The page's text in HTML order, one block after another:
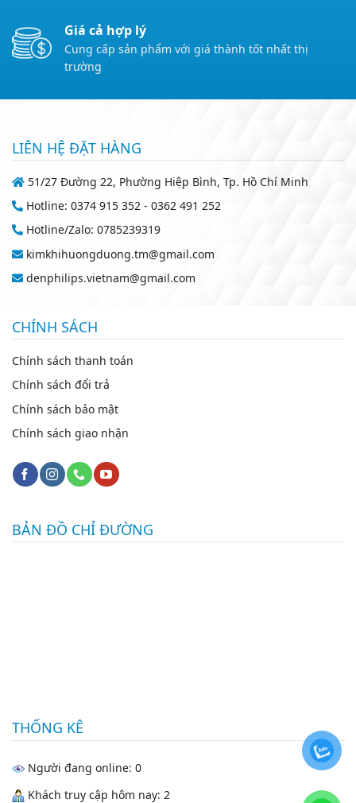
Giá cả hợp lý
Cung cấp sản phẩm với giá thành tốt nhất thị
trường
LIÊN HỆ ĐẶT HÀNG
51/27 Đường 22, Phường Hiệp Bình, Tp. Hồ Chí Minh
Hotline: 0374 915 352 - 0362 491 252
Hotline/Zalo: 0785239319
kimkhihuongduong.tm@gmail.com
denphilips.vietnam@gmail.com
CHÍNH SÁCH
Chính sách thanh toán
Chính sách đổi trả
Chính sách bảo mật
Chính sách giao nhận
BẢN ĐỒ CHỈ ĐƯỜNG
THỐNG KÊ
Người đang online: 0
Khách truy cập hôm nay: 2